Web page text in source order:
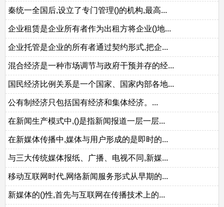
秦统一全国后,设立了专门管理()的机构,最高...
企业租赁是企业所有者作为出租方将企业()地...
企业托管是企业的所有者通过契约形式,把企...
混合经济是一种市场调节与政府干预并存的经...
国民经济比例关系是一个国家、国家内部各地...
公有制经济只包括国有经济和集体经济。...
在新闻生产模式中,()是指新闻报道一层一层...
在新媒体传播中,媒体与用户形成的是即时的...
与三大传统媒体报纸、广播、电视不同,新媒...
移动互联网时代,网络新闻服务形式从早期的...
新媒体的()性,首先与互联网在传播技术上的...